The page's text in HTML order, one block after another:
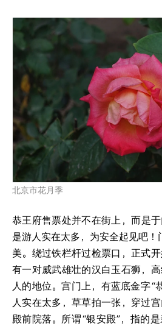
北京市花月季
恭王府售票处并不在街上，而是
是游人实在太多，为安全起见吧！
美。绕过铁栏杆过检票口，正式
有一对威武雄壮的汉白玉石狮，
人的地位。宫门上，有蓝底金字“
人实在太多，草草拍一张，穿过
殿前院落。所谓“银安殿”，指的